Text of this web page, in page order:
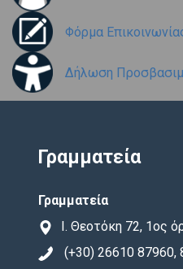
Φόρμα
Δήλωση
Γραμματεία
Γραμματεία
Ι. Θεοτόκη 72, 1ος
(+30) 26610 87960,